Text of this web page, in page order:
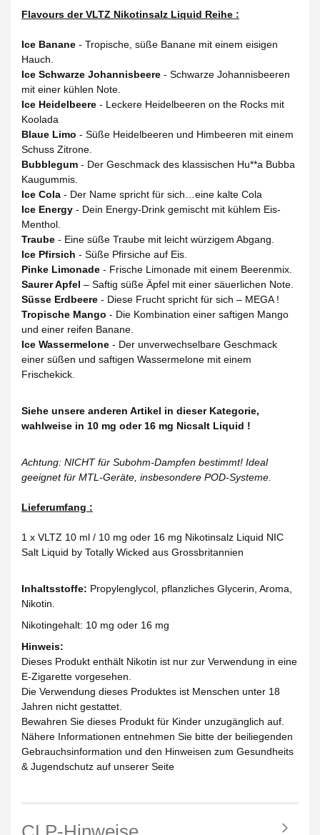
Flavours der VLTZ Nikotinsalz Liquid Reihe :
Ice Banane - Tropische, süße Banane mit einem eisigen
Hauch.
Ice Schwarze Johannisbeere - Schwarze Johannisbeeren
mit einer kühlen Note.
Ice Heidelbeere - Leckere Heidelbeeren on the Rocks mit
Koolada
Blaue Limo - Süße Heidelbeeren und Himbeeren mit einem
Schuss Zitrone.
Bubblegum - Der Geschmack des klassischen Hu**a Bubba
Kaugummis.
Ice Cola - Der Name spricht für sich…eine kalte Cola
Ice Energy - Dein Energy-Drink gemischt mit kühlem Eis-
Menthol.
Traube - Eine süße Traube mit leicht würzigem Abgang.
Ice Pfirsich - Süße Pfirsiche auf Eis.
Pinke Limonade - Frische Limonade mit einem Beerenmix.
Saurer Apfel – Saftig süße Äpfel mit einer säuerlichen Note.
Süsse Erdbeere - Diese Frucht spricht für sich – MEGA !
Tropische Mango - Die Kombination einer saftigen Mango
und einer reifen Banane.
Ice Wassermelone - Der unverwechselbare Geschmack
einer süßen und saftigen Wassermelone mit einem
Frischekick.
Siehe unsere anderen Artikel in dieser Kategorie,
wahlweise in 10 mg oder 16 mg Nicsalt Liquid !
Achtung: NICHT für Subohm-Dampfen bestimmt! Ideal
geeignet für MTL-Geräte, insbesondere POD-Systeme.
Lieferumfang :
1 x VLTZ 10 ml / 10 mg oder 16 mg Nikotinsalz Liquid NIC
Salt Liquid by Totally Wicked aus Grossbritannien
Inhaltsstoffe: Propylenglycol, pflanzliches Glycerin, Aroma,
Nikotin.
Nikotingehalt: 10 mg oder 16 mg
Hinweis:
Dieses Produkt enthält Nikotin ist nur zur Verwendung in eine
E-Zigarette vorgesehen.
Die Verwendung dieses Produktes ist Menschen unter 18
Jahren nicht gestattet.
Bewahren Sie dieses Produkt für Kinder unzugänglich auf.
Nähere Informationen entnehmen Sie bitte der beiliegenden
Gebrauchsinformation und den Hinweisen zum Gesundheits
& Jugendschutz auf unserer Seite